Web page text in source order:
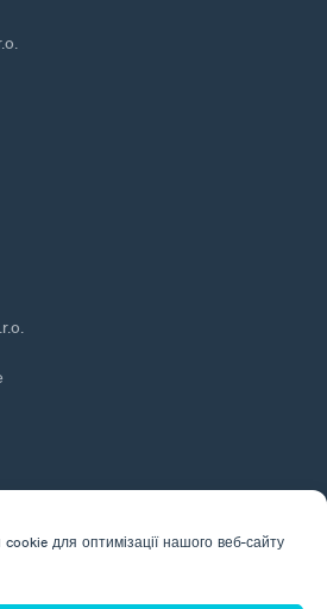
для оптимізації нашого веб-сайту